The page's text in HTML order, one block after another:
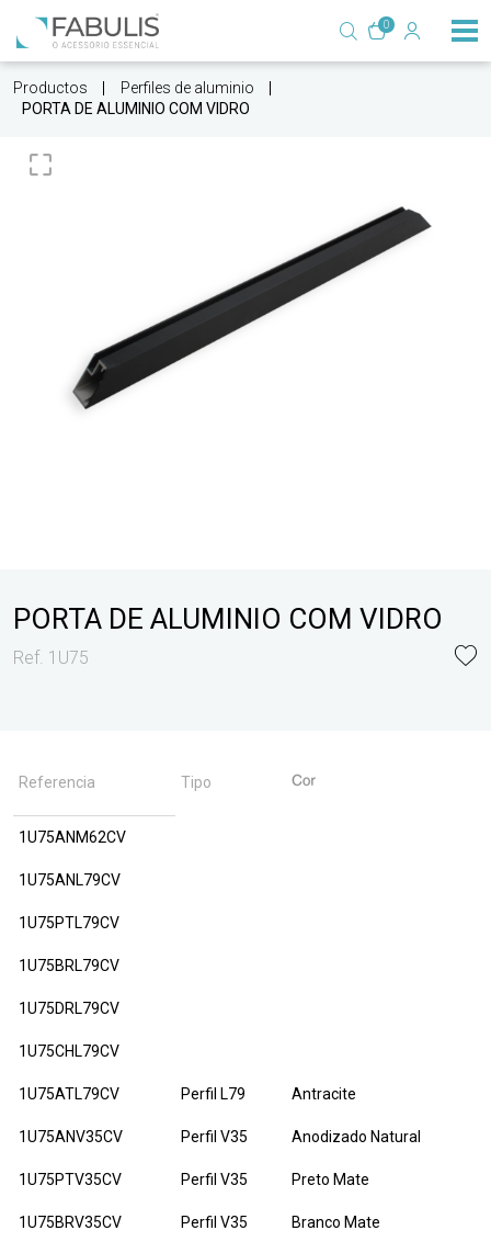
0
Productos
Perfiles de aluminio
PORTA DE ALUMINIO COM VIDRO
PORTA DE ALUMINIO COM VIDRO
Ref. 1U75
Referencia Tipo
1U75ANM62CV
1U75ANL79CV
1U75PTL79CV
1U75BRL79CV
1U75DRL79CV
1U75CHL79CV
1U75ATL79CV Perfil L79 Antracite
1U75ANV35CV Perfil V35 Anodizado Natural
1U75PTV35CV Perfil V35 Preto Mate
1U75BRV35CV Perfil V35 Branco Mate